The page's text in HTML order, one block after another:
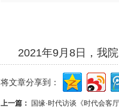
2021年9月8日，我
将文章分享到：
上一篇：
国缘·时代访谈《时代会客